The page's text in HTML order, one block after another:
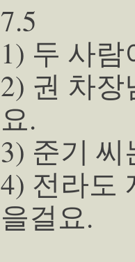
7.5
1) 두 사
2) 권 차
요.
3) 준기
4) 전라도
을걸요.